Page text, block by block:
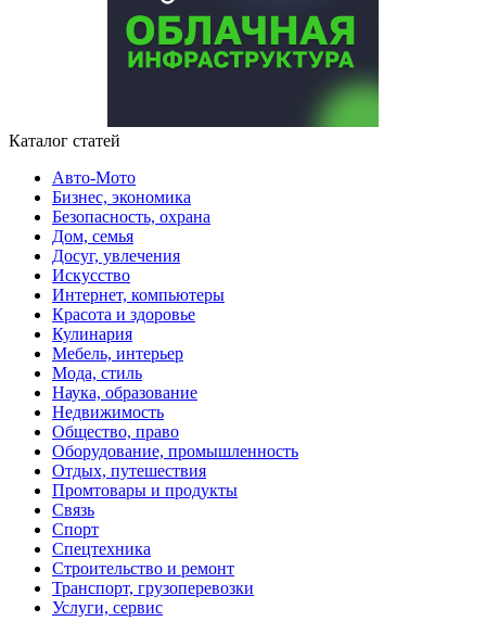
Каталог статей
Авто-Мото
Бизнес, экономика
Безопасность, охрана
Дом, семья
Досуг, увлечения
Искусство
Интернет, компьютеры
Красота и здоровье
Кулинария
Мебель, интерьер
Мода, стиль
Наука, образование
Недвижимость
Общество, право
Оборудование, промышленность
Отдых, путешествия
Промтовары и продукты
Связь
Спорт
Спецтехника
Строительство и ремонт
Транспорт, грузоперевозки
Услуги, сервис